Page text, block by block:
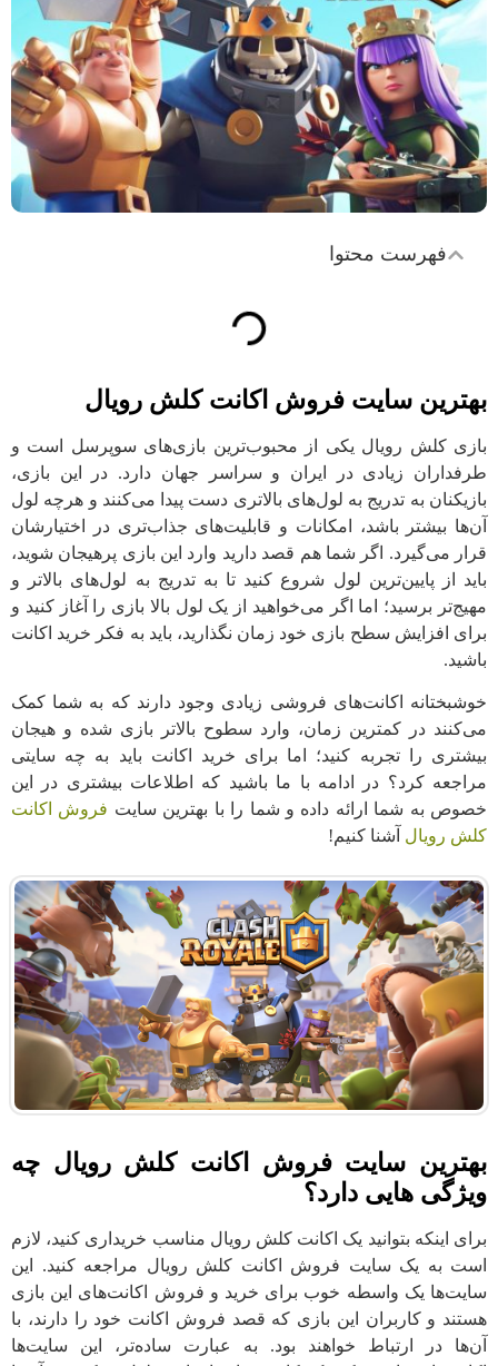
فهرست محتوا
بهترین سایت فروش اکانت کلش رویال
بازی کلش رویال یکی از محبوب‌ترین بازی‌های سوپرسل است و
طرفداران زیادی در ایران و سراسر جهان دارد. در این بازی،
بازیکنان به تدریج به لول‌های بالاتری دست پیدا می‌کنند و هرچه لول
آن‌ها بیشتر باشد، امکانات و قابلیت‌های جذاب‌تری در اختیارشان
قرار می‌گیرد. اگر شما هم قصد دارید وارد این بازی پرهیجان شوید،
باید از پایین‌ترین لول شروع کنید تا به تدریج به لول‌های بالاتر و
مهیج‌تر برسید؛ اما اگر می‌خواهید از یک لول بالا بازی را آغاز کنید و
برای افزایش سطح بازی خود زمان نگذارید، باید به فکر خرید اکانت
باشید.
خوشبختانه اکانت‌های فروشی زیادی وجود دارند که به شما کمک
می‌کنند در کمترین زمان، وارد سطوح بالاتر بازی شده و هیجان
بیشتری را تجربه کنید؛ اما برای خرید اکانت باید به چه سایتی
مراجعه کرد؟ در ادامه با ما باشید که اطلاعات بیشتری در این
خصوص به شما ارائه داده و شما را با بهترین سایت فروش اکانت
کلش رویال آشنا کنیم!
بهترین سایت فروش اکانت کلش رویال چه
ویژگی هایی دارد؟
برای اینکه بتوانید یک اکانت کلش رویال مناسب خریداری کنید، لازم
است به یک سایت فروش اکانت کلش رویال مراجعه کنید. این
سایت‌ها یک واسطه خوب برای خرید و فروش اکانت‌های این بازی
هستند و کاربران این بازی که قصد فروش اکانت خود را دارند، با
آن‌ها در ارتباط خواهند بود. به عبارت ساده‌تر، این سایت‌ها